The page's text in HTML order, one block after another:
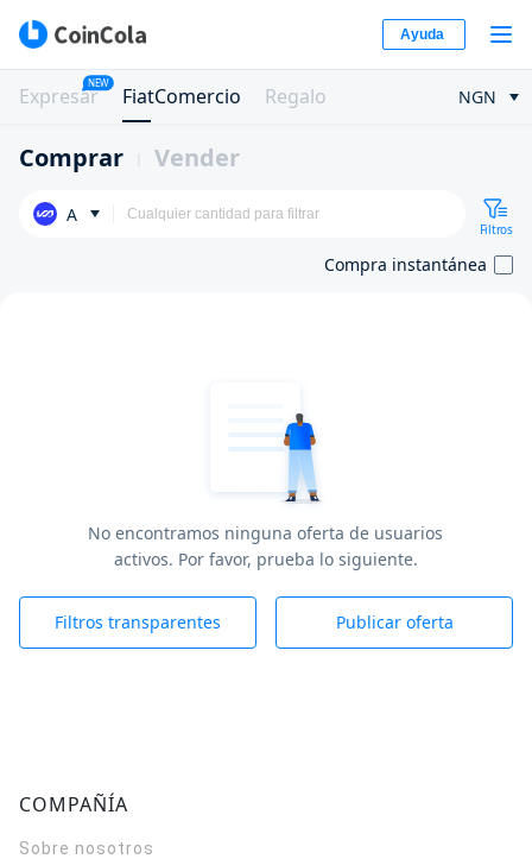
Ayuda
Expresar
NEW
FiatComercio Regalo NGN
Comprar Vender
A
Filtros
Compra instantánea
No encontramos ninguna oferta de usuarios
activos. Por favor, prueba lo siguiente.
Filtros transparentes Publicar oferta
COMPAÑÍA
Sobre nosotros